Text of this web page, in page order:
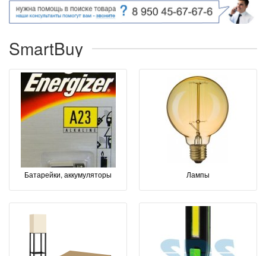
SmartBuy
Батарейки, аккумуляторы Лампы